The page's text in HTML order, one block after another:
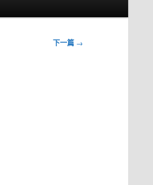
下一篇 →